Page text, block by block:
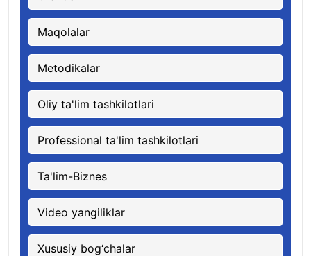
Maqolalar
Metodikalar
Oliy ta'lim tashkilotlari
Professional ta'lim tashkilotlari
Ta'lim-Biznes
Video yangiliklar
Xususiy bog‘chalar